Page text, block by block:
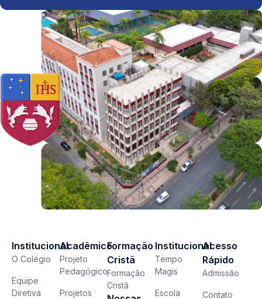
Institucional
O Colégio
Equipe
Diretiva
Acadêmico
Projeto
Pedagógico
Projetos
Formação
Cristã
Formação
Cristã
Institucional
Tempo
Magis
Escola
Acesso
Rápido
Admissão
Contato